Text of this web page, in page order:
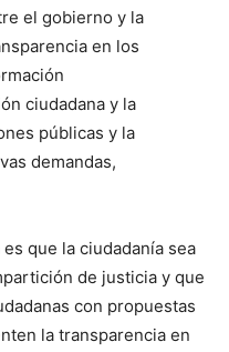
el gobierno y la
en los
ciudadana y la
públicas y la
demandas,
que la ciudadanía sea
de justicia y que
con propuestas
la transparencia en